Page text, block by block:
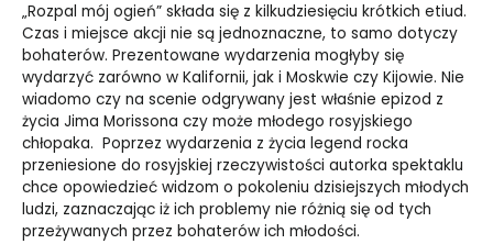
„Rozpal mój ogień” składa się z kilkudziesięciu krótkich etiud.
Czas i miejsce akcji nie są jednoznaczne, to samo dotyczy
bohaterów. Prezentowane wydarzenia mogłyby się
wydarzyć zarówno w Kalifornii, jak i Moskwie czy Kijowie. Nie
wiadomo czy na scenie odgrywany jest właśnie epizod z
życia Jima Morissona czy może młodego rosyjskiego
chłopaka. Poprzez wydarzenia z życia legend rocka
przeniesione do rosyjskiej rzeczywistości autorka spektaklu
chce opowiedzieć widzom o pokoleniu dzisiejszych młodych
ludzi, zaznaczając iż ich problemy nie różnią się od tych
przeżywanych przez bohaterów ich młodości.